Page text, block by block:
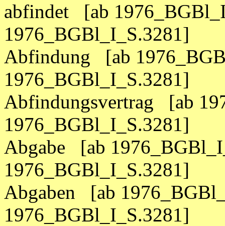
abfindet [ab
1976_BGBl_I_S.3281]
Abfindung [ab
1976_BGBl_I_S.3281]
Abfindungsvertrag [ab
1976_BGBl_I_S.3281]
Abgabe [ab
1976_BGBl_I_S.3281]
Abgaben [ab
1976_BGBl_I_S.3281]